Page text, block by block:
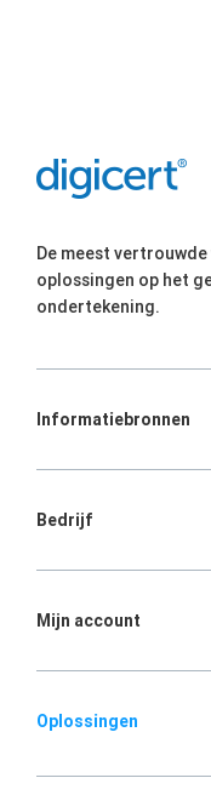
De meest
oplossingen op het
ondertekening.
Informatiebronnen
Bedrijf
Mijn account
Oplossingen